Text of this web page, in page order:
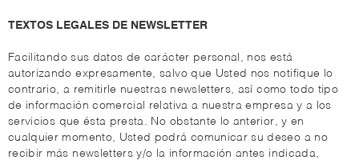
TEXTOS LEGALES DE NEWSLETTER
Facilitando sus datos de carácter personal, nos está
autorizando expresamente, salvo que Usted nos notifique lo
contrario, a remitirle nuestras newsletters, así como todo tipo
de información comercial relativa a nuestra empresa y a los
servicios que ésta presta. No obstante lo anterior, y en
cualquier momento, Usted podrá comunicar su deseo a no
recibir más newsletters y/o la información antes indicada,